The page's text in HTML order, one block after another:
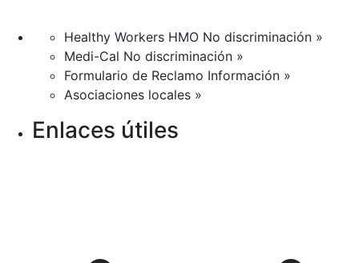
Healthy Workers HMO No discriminación »
Medi-Cal No discriminación »
Formulario de Reclamo Información »
Asociaciones locales »
Enlaces útiles